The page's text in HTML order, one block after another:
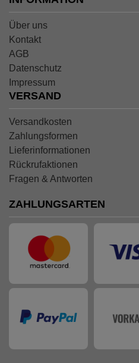
Über uns
Kontakt
AGB
Datenschutz
Impressum
VERSAND
Versandkosten
Zahlungsformen
Lieferinformationen
Rückrufaktionen
Fragen & Antworten
ZAHLUNGSARTEN